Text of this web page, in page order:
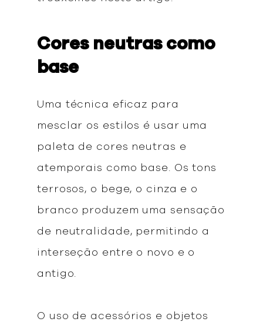
Cores neutras como
base
Uma técnica eficaz para
mesclar os estilos é usar uma
paleta de cores neutras e
atemporais como base. Os tons
terrosos, o bege, o cinza e o
branco produzem uma sensação
de neutralidade, permitindo a
interseção entre o novo e o
antigo.
O uso de acessórios e objetos